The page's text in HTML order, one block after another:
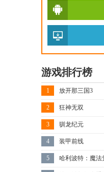
游戏排行榜
1 放开那三国3
2 狂神无双
3 驯龙纪元
4 装甲前线
5 哈利波特：魔法